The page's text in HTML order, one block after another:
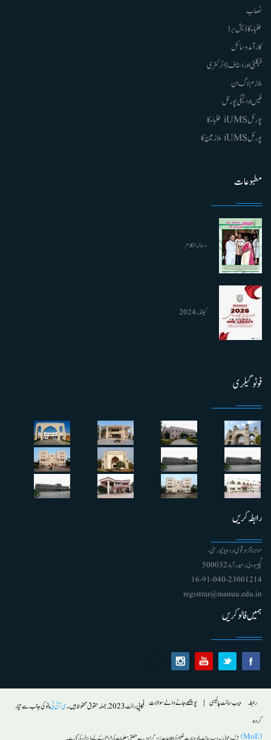
نصاب
طلباء کا ڈیش برڈ
کارآمد وسائل
فیکلٹی اور اسٹاف ڈائرکٹری
ملازم لاگ ان
فیس ادائیگی پورٹل
پورٹل iUMS طلباء کا
پورٹل iUMS ملازمین کا
مطبوعات
رسالہ الکلام
کیلنڈر 2024
فوٹو گیلری
رابطہ کریں
مولانا آزاد قومی اردو یونیورسٹی ،
گچیبوولی۔ حیدرآباد 500032
91-040-23001214 - 16
registrar@manuu.edu.in
ہمیں فالو کریں
Footer
رابطہ ویب سائٹ پالیسی پوچھے جانے والے سوالات کاپی رائٹ 2023. جملہ حقوق محفوظ ہیں۔ سی آئی ٹیمانو کی جانب سے تیار
کردہ
(MoE)